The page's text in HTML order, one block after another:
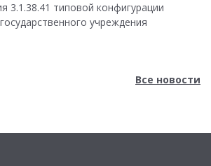
3.1.38.41 типовой конфигурации
учреждения
Все новости